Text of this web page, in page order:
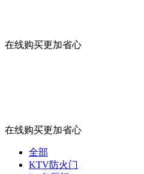
在线购买更加省心
在线购买更加省心
全部
KTV防火门